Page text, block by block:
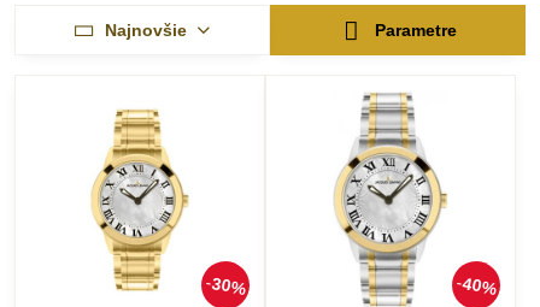
Najnovšie Parametre
30% 40%